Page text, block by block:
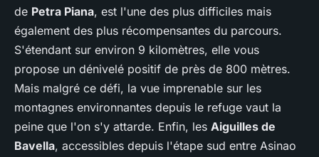
de Petra Piana, est l'une des plus difficiles mais
également des plus récompensantes du parcours.
S'étendant sur environ 9 kilomètres, elle vous
propose un dénivelé positif de près de 800 mètres.
Mais malgré ce défi, la vue imprenable sur les
montagnes environnantes depuis le refuge vaut la
peine que l'on s'y attarde. Enfin, les Aiguilles de
Bavella, accessibles depuis l'étape sud entre Asinao